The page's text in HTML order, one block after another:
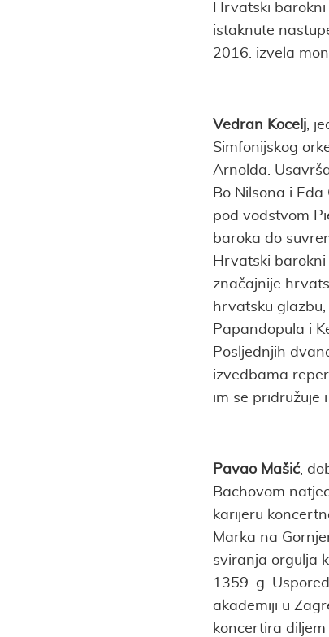
Hrvatski
istaknute
2016. izvela
Vedran Kocelj,
Simfonijskog
Arnolda.
Bo Nilsona i
pod vodstvom
baroka do
Hrvatski
značajnije
hrvatsku
Papandopula i
Posljednjih
izvedbama
im se pridružuje
Pavao Mašić,
Bachovom
karijeru
Marka na
sviranja orgulja
1359. g.
akademiji u
koncertira